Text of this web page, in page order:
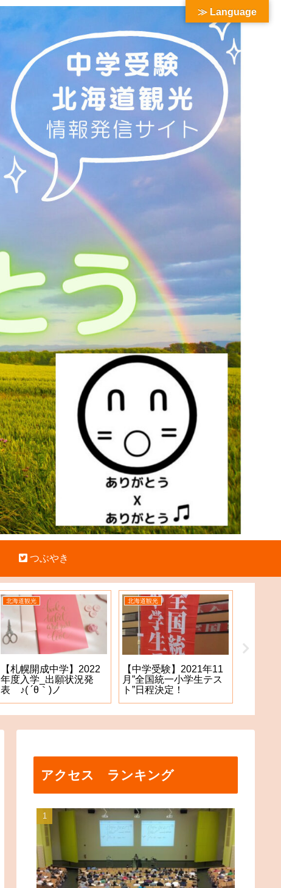
つぶやき
北海道観光
【札幌開成中学】2022
年度入学_出願状況発
表 ♪( ´θ｀)ノ
北海道観光
【中学受験】2021年11
月”全国統一小学生テス
ト”日程決定！
アクセス ランキング
≫ Language